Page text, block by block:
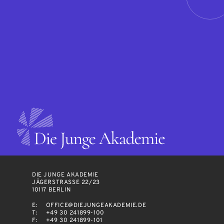
DIE JUNGE AKADEMIE
JÄGERSTRASSE 22/23
10117 BERLIN
E:
OFFICE@DIEJUNGEAKADEMIE.DE
T:
+49 30 241899-100
F:
+49 30 241899-101